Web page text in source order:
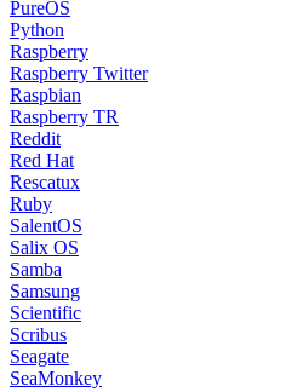
PureOS
Python
Raspberry
Raspberry Twitter
Raspbian
Raspberry TR
Reddit
Red Hat
Rescatux
Ruby
SalentOS
Salix OS
Samba
Samsung
Scientific
Scribus
Seagate
SeaMonkey